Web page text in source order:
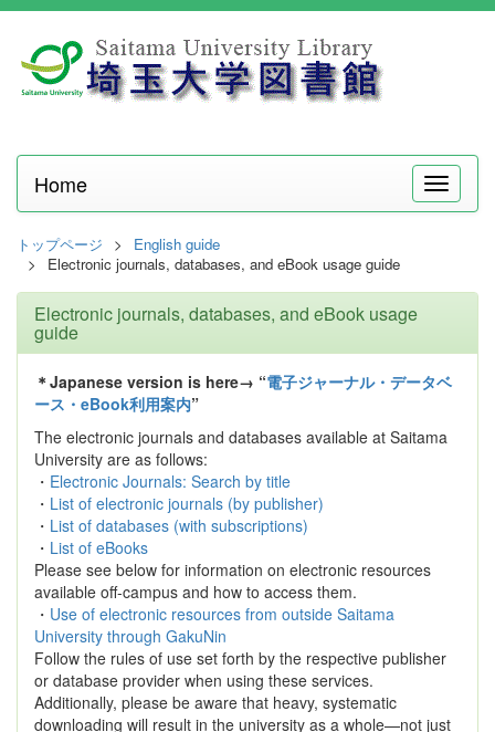
メ
ニ
Home
トップページ
English guide
Electronic journals, databases, and eBook usage guide
Electronic journals, databases, and eBook usage
guide
＊Japanese version is here→ “電子ジャーナル・データベ
ース・eBook利用案内”
The electronic journals and databases available at Saitama
University are as follows:
・ Electronic Journals: Search by title
・ List of electronic journals (by publisher)
・ List of databases (with subscriptions)
・ List of eBooks
Please see below for information on electronic resources
available off-campus and how to access them.
・ Use of electronic resources from outside Saitama
University through GakuNin
Follow the rules of use set forth by the respective publisher
or database provider when using these services.
Additionally, please be aware that heavy, systematic
downloading will result in the university as a whole—not just